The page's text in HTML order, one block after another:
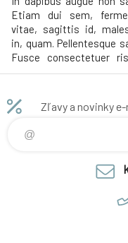
Etiam dui sem,
vitae, sagittis id,
in, quam. Pellentesque
Fusce consectetuer
nunc. Nulla non arcu
convallis. Ut enim ad
veniam, quis
exercitationem ullam
suscipit laboriosam,
Zľavy a novinky